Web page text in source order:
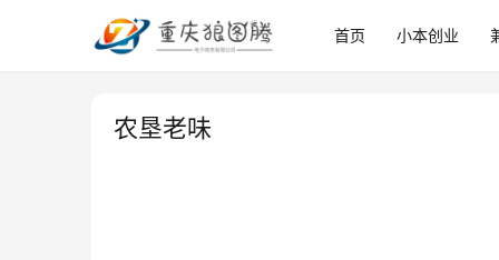
首页 小本创业
农垦老味